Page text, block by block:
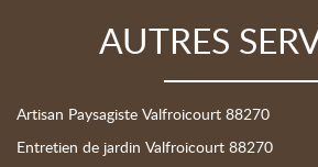
AUTRES
Artisan Paysagiste Valfroicourt 88270
Entretien de jardin Valfroicourt 88270